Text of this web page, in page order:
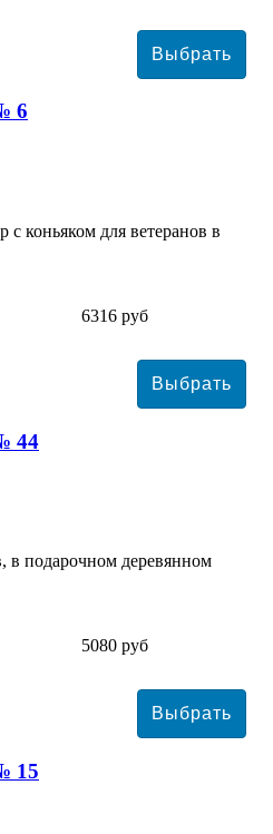
6
коньяком для ветеранов в
6316 руб
44
в подарочном деревянном
5080 руб
15